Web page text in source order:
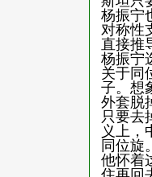
杨振宁
对称性
直接推
杨振宁
关于同
子。想
外套脱
只要去
义上，
同位旋。
他怀着